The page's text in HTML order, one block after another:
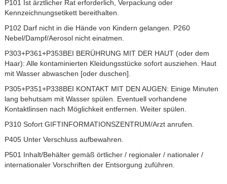
P101 Ist ärztlicher Rat erforderlich, Verpackung oder
Kennzeichnungsetikett bereithalten.
P102 Darf nicht in die Hände von Kindern gelangen. P260
Nebel/Dampf/Aerosol nicht einatmen.
P303+P361+P353BEI BERÜHRUNG MIT DER HAUT (oder dem
Haar): Alle kontaminierten Kleidungsstücke sofort ausziehen. Haut
mit Wasser abwaschen [oder duschen].
P305+P351+P338BEI KONTAKT MIT DEN AUGEN: Einige Minuten
lang behutsam mit Wasser spülen. Eventuell vorhandene
Kontaktlinsen nach Möglichkeit entfernen. Weiter spülen.
P310 Sofort GIFTINFORMATIONSZENTRUM/Arzt anrufen.
P405 Unter Verschluss aufbewahren.
P501 Inhalt/Behälter gemäß örtlicher / regionaler / nationaler /
internationaler Vorschriften der Entsorgung zuführen.